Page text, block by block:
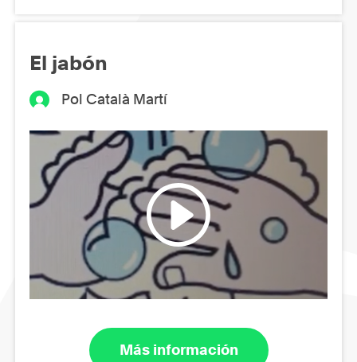
El jabón
Pol Català Martí
Más información